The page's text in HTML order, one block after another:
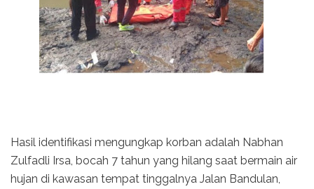
Hasil identifikasi mengungkap korban adalah Nabhan
Zulfadli Irsa, bocah 7 tahun yang hilang saat bermain air
hujan di kawasan tempat tinggalnya Jalan Bandulan,